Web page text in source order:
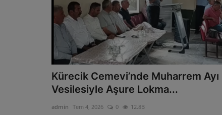
Kürecik Cemevi’nde Muharrem Ayı
Vesilesiyle Aşure Lokma...
admin Tem 4, 2026 0 12.8B